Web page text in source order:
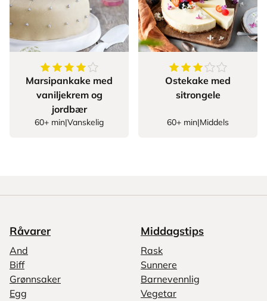
4.6av5 stjerner
Marsipankake med
vaniljekrem og
jordbær
60+ min|Vanskelig
3.595744680851064
Ostekake med
sitrongele
60+ min|Middels
Råvarer
And
Biff
Grønnsaker
Egg
Middagstips
Rask
Sunnere
Barnevennlig
Vegetar